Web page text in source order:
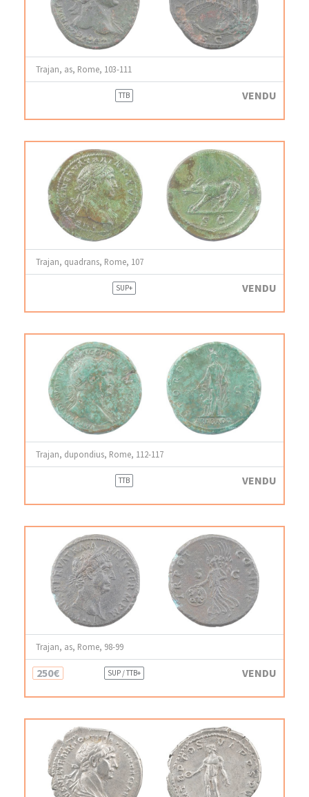
Trajan, as, Rome, 103-111
TTB VENDU
Trajan, quadrans, Rome, 107
SUP+ VENDU
Trajan, dupondius, Rome, 112-117
TTB VENDU
Trajan, as, Rome, 98-99
250€ SUP / TTB+ VENDU